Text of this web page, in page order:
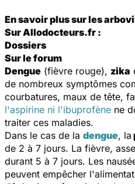
En savoir plus sur les
Sur Allodocteurs.fr :
Dossiers
Sur le forum
Dengue (fièvre rouge), zika
de nombreux symptômes
courbatures, maux de tête,
l'aspirine ni l'ibuprofène ne
traiter ces maladies.
Dans le cas de la dengue, la
de 2 à 7 jours. La fièvre,
durant 5 à 7 jours. Les
peuvent empêcher